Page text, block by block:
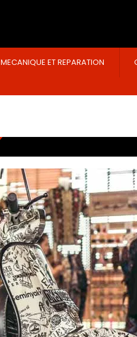
MECANIQUE ET REPARATION